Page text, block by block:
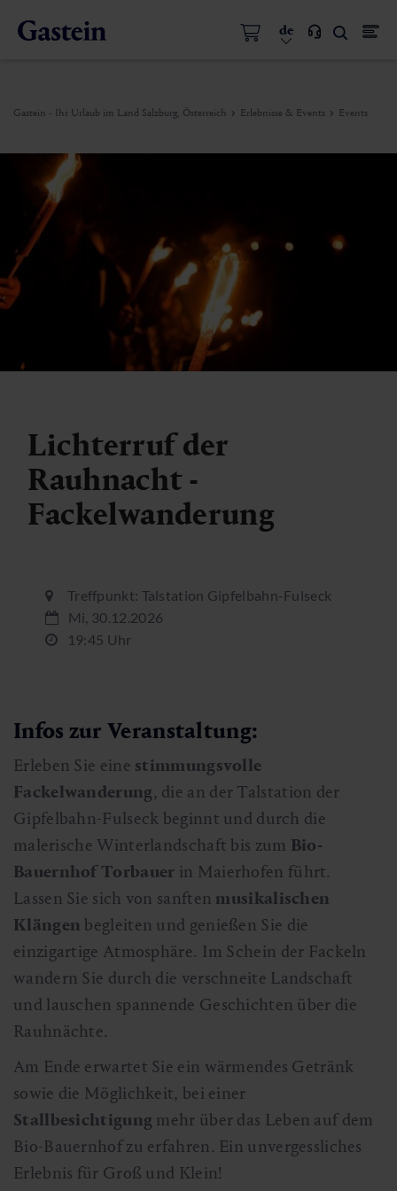
de
Gastein - Ihr Urlaub im Land Salzburg, Österreich Erlebnisse & Events Events
Lichterruf der
Rauhnacht -
Fackelwanderung
Treffpunkt: Talstation Gipfelbahn-Fulseck
Mi, 30.12.2026
19:45 Uhr
Infos zur Veranstaltung:
Erleben Sie eine stimmungsvolle
Fackelwanderung, die an der Talstation der
Gipfelbahn-Fulseck beginnt und durch die
malerische Winterlandschaft bis zum Bio-
Bauernhof Torbauer in Maierhofen führt.
Lassen Sie sich von sanften musikalischen
Klängen begleiten und genießen Sie die
einzigartige Atmosphäre. Im Schein der Fackeln
wandern Sie durch die verschneite Landschaft
und lauschen spannende Geschichten über die
Rauhnächte.
Am Ende erwartet Sie ein wärmendes Getränk
sowie die Möglichkeit, bei einer
Stallbesichtigung mehr über das Leben auf dem
Bio-Bauernhof zu erfahren. Ein unvergessliches
Erlebnis für Groß und Klein!